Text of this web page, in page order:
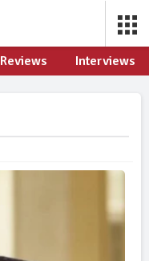
Reviews Interviews